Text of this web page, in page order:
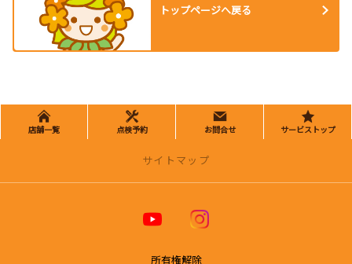
トップページへ戻る
店舗一覧 点検予約 お問合せ サービストップ
サイトマップ
トヨタカローラ博多 公式ホームページ
所有権解除